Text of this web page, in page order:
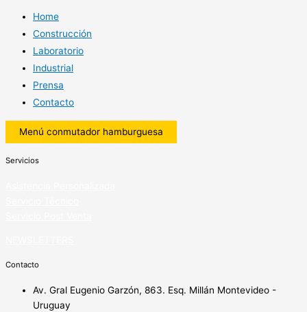
Home
Construcción
Laboratorio
Industrial
Prensa
Contacto
Menú conmutador hamburguesa
Servicios
Contacto
Av. Gral Eugenio Garzón, 863. Esq. Millán Montevideo -
Uruguay